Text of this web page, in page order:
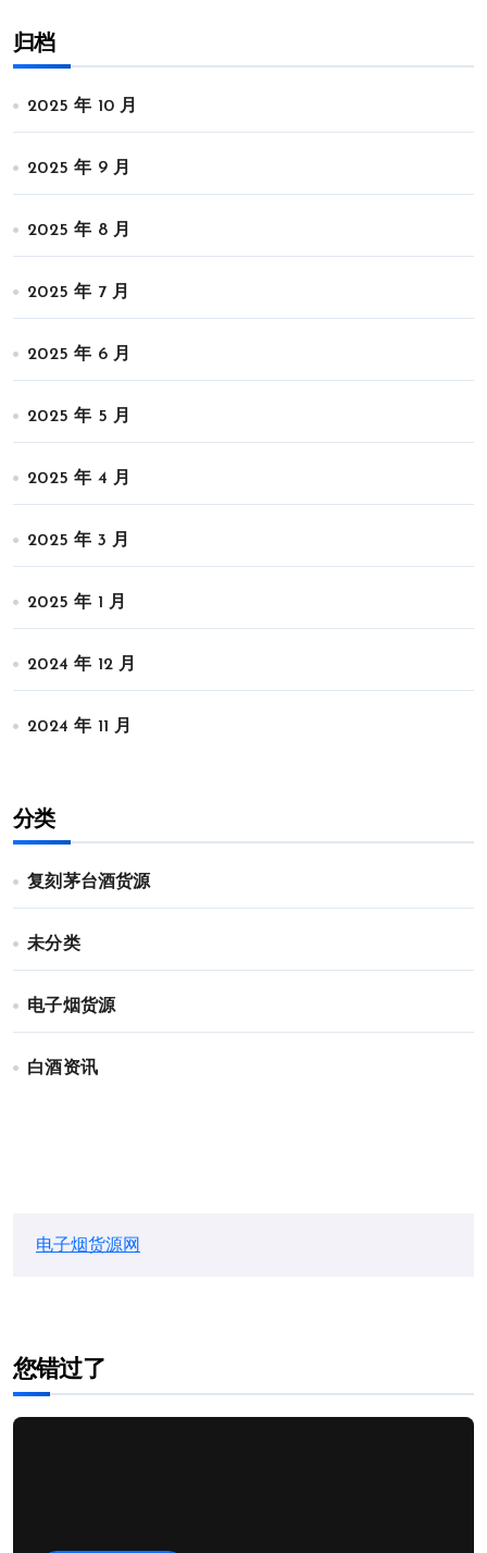
归档
2025 年 10 月
2025 年 9 月
2025 年 8 月
2025 年 7 月
2025 年 6 月
2025 年 5 月
2025 年 4 月
2025 年 3 月
2025 年 1 月
2024 年 12 月
2024 年 11 月
分类
复刻茅台酒货源
未分类
电子烟货源
白酒资讯
电子烟货源网
您错过了